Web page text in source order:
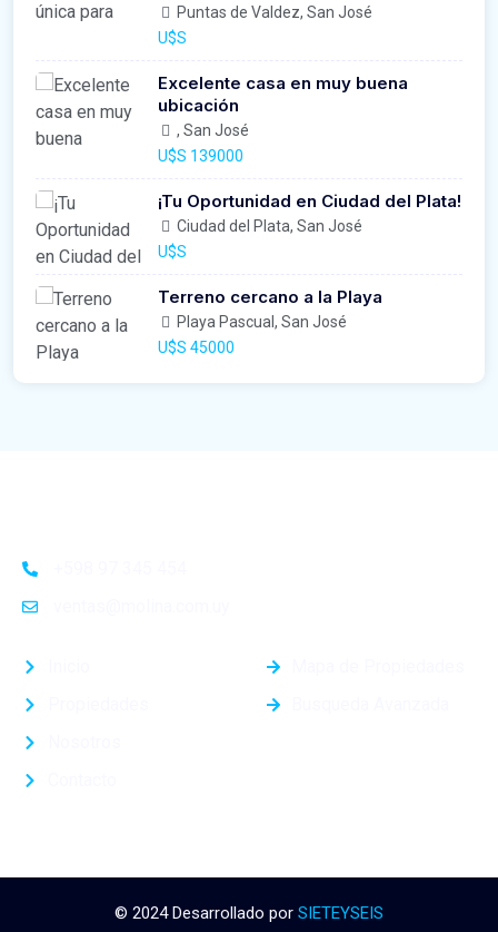
Puntas de Valdez, San José
U$S
Excelente casa en muy buena
ubicación
, San José
U$S 139000
¡Tu Oportunidad en Ciudad del Plata!
Ciudad del Plata, San José
U$S
Terreno cercano a la Playa
Playa Pascual, San José
U$S 45000
© 2024 Desarrollado por SIETEYSEIS